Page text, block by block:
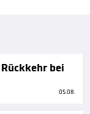
bei
05.08.